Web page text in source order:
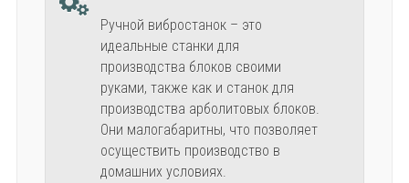
Ручной вибростанок – это
идеальные станки для
производства блоков своими
руками, также как и станок для
производства арболитовых блоков.
Они малогабаритны, что позволяет
осуществить производство в
домашних условиях.